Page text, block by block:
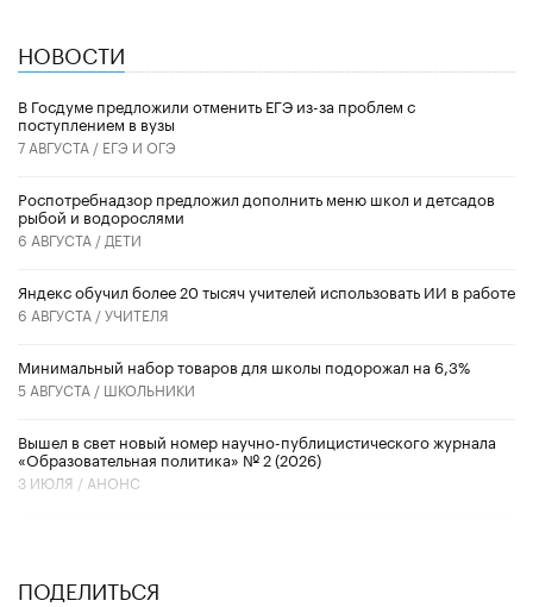
НОВОСТИ
В Госдуме предложили отменить ЕГЭ из-за проблем с
поступлением в вузы
7 АВГУСТА / ЕГЭ И ОГЭ
Роспотребнадзор предложил дополнить меню школ и детсадов
рыбой и водорослями
6 АВГУСТА / ДЕТИ
​Яндекс обучил более 20 тысяч учителей использовать ИИ в работе
6 АВГУСТА /УЧИТЕЛЯ
Минимальный набор товаров для школы подорожал на 6,3%
5 АВГУСТА / ШКОЛЬНИКИ
Вышел в свет новый номер научно-публицистического журнала
«Образовательная политика» № 2 (2026)
3 ИЮЛЯ / АНОНС
ПОДЕЛИТЬСЯ